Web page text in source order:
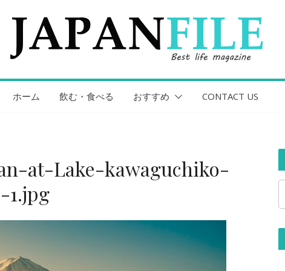
ホーム 飲む・食べる おすすめ CONTACT US
at-Lake-kawaguchiko-